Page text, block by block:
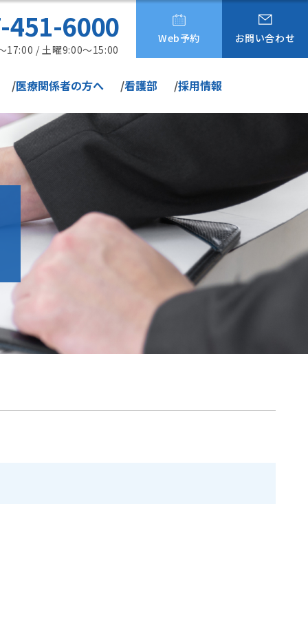
451-6000
17:00 / 土曜9:00～15:00
Web予約 お問い合わせ
医療関係者の方へ 看護部 採用情報